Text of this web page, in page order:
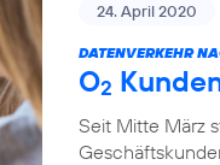
24. April 2020
DATENVERKEHR
O2
Seit Mitte März